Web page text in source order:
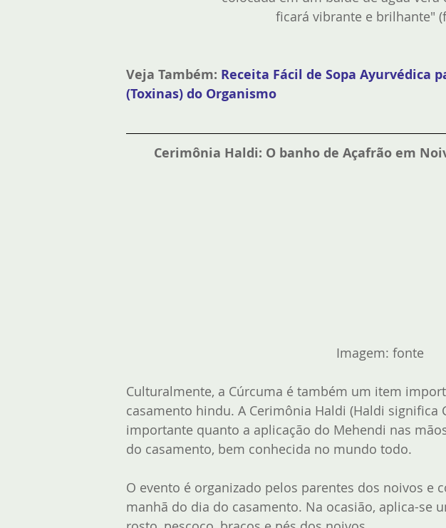
ficará vibrante e brilhante" (
Veja Também: Receita Fácil de Sopa Ayurvédica
(Toxinas) do Organismo
Cerimônia Haldi: O banho de Açafrão em
  Imagem:
fonte
Culturalmente, a Cúrcuma é também um item
casamento hindu. A Cerimônia Haldi (Haldi significa
importante quanto a aplicação do Mehendi nas
do casamento, bem conhecida no mundo todo.
O evento é organizado pelos parentes dos noivos e
manhã do dia do casamento. Na ocasião, aplica-se